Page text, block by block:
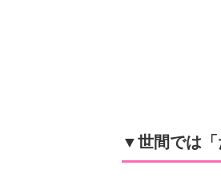
▼世間では「